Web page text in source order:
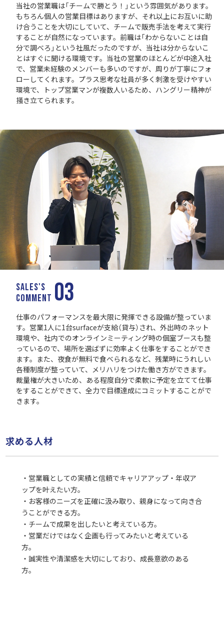
当社の営業職は「チームで勝とう！」という雰囲気があります。
もちろん個人の営業目標はありますが、それ以上にお互いに助
け合うことを大切にしていて、チームで販売手法を考えて実行
することが自然になっています。前職は「わからないことは自
分で調べろ」という社風だったのですが、当社は分からないこ
とはすぐに聞ける環境です。当社の営業のほとんどが中途入社
で、営業未経験のメンバーも多いのですが、周りが丁寧にフォ
ローしてくれます。プラス思考な社員が多く刺激を受けやすい
環境で、トップ営業マンが複数人いるため、ハングリー精神が
掻き立てられます。
SALES'S
COMMENT 03
仕事のパフォーマンスを最大限に発揮できる設備が整っていま
す。営業1人に1台surfaceが支給（貸与）され、外出時のネット
環境や、社内でのオンラインミーティング時の個室ブースも整
っているので、場所を選ばずに効率よく仕事をすることができ
ます。また、夜食が無料で食べられるなど、残業時にうれしい
各種制度が整っていて、メリハリをつけた働き方ができます。
裁量権が大きいため、ある程度自分で柔軟に予定を立てて仕事
をすることができて、全力で目標達成にコミットすることがで
きます。
求める人材
・営業職としての実績と信頼でキャリアアップ・年収ア
ップを叶えたい方。
・お客様のニーズを正確に汲み取り、親身になって向き合
うことができる方。
・チームで成果を出したいと考えている方。
・営業だけではなく企画も行ってみたいと考えている
方。
・誠実性や清潔感を大切にしており、成長意欲のある
方。